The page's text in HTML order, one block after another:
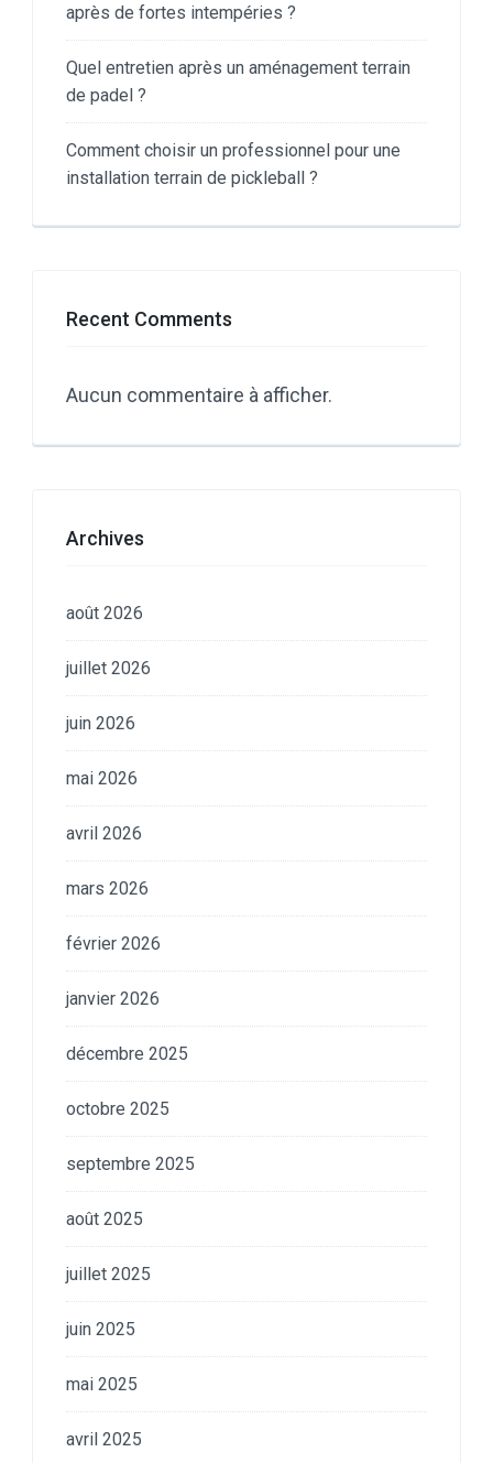
après de fortes intempéries ?
Quel entretien après un aménagement terrain
de padel ?
Comment choisir un professionnel pour une
installation terrain de pickleball ?
Recent Comments
Aucun commentaire à afficher.
Archives
août 2026
juillet 2026
juin 2026
mai 2026
avril 2026
mars 2026
février 2026
janvier 2026
décembre 2025
octobre 2025
septembre 2025
août 2025
juillet 2025
juin 2025
mai 2025
avril 2025